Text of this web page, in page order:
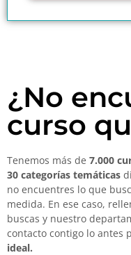
¿No
curso
Tenemos más de 7.000
30 categorías temáticas
no encuentres lo que
medida. En ese caso,
buscas y nuestro
contacto contigo lo antes
ideal.